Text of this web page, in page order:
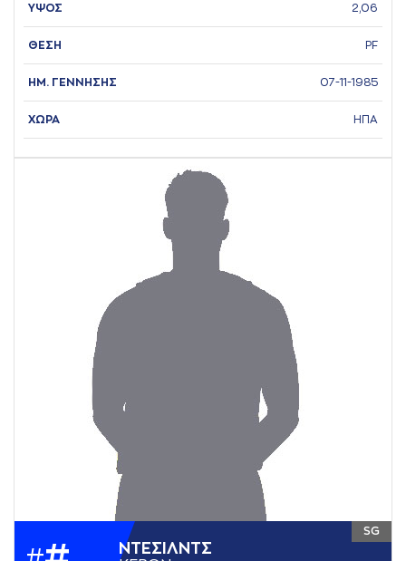
ΥΨΟΣ 2,06
ΘΕΣΗ PF
ΗΜ. ΓΕΝΝΗΣΗΣ 07-11-1985
ΧΩΡΑ ΗΠΑ
ΝΤΕΣΙΛΝΤΣ
SG